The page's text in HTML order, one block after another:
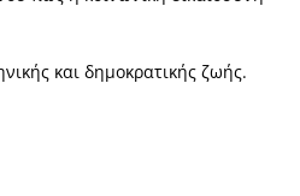
και δημοκρατικής ζωής.